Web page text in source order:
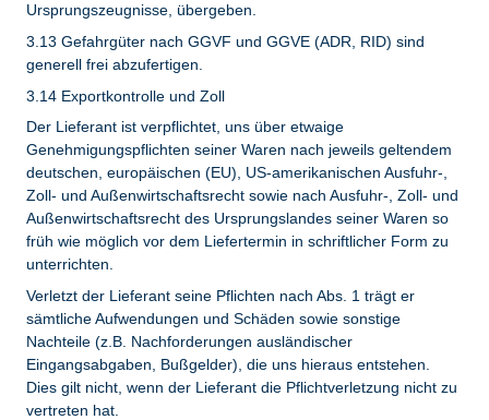
Ursprungszeugnisse, übergeben.
3.13 Gefahrgüter nach GGVF und GGVE (ADR, RID) sind
generell frei abzufertigen.
3.14 Exportkontrolle und Zoll
Der Lieferant ist verpflichtet, uns über etwaige
Genehmigungspflichten seiner Waren nach jeweils geltendem
deutschen, europäischen (EU), US-amerikanischen Ausfuhr-,
Zoll- und Außenwirtschaftsrecht sowie nach Ausfuhr-, Zoll- und
Außenwirtschaftsrecht des Ursprungslandes seiner Waren so
früh wie möglich vor dem Liefertermin in schriftlicher Form zu
unterrichten.
Verletzt der Lieferant seine Pflichten nach Abs. 1 trägt er
sämtliche Aufwendungen und Schäden sowie sonstige
Nachteile (z.B. Nachforderungen ausländischer
Eingangsabgaben, Bußgelder), die uns hieraus entstehen.
Dies gilt nicht, wenn der Lieferant die Pflichtverletzung nicht zu
vertreten hat.